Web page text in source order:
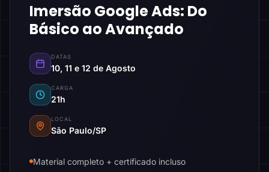
Imersão Google Ads: Do
Básico ao Avançado
DATAS
10, 11 e 12 de Agosto
CARGA
21h
LOCAL
São Paulo/SP
Material completo + certificado incluso